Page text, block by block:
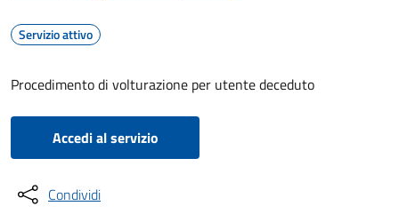
Servizio attivo
Procedimento di volturazione per utente deceduto
Accedi al servizio
Condividi